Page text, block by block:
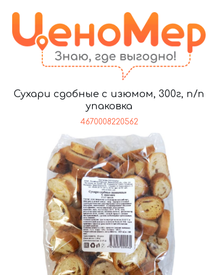
Сухари сдобные с изюмом, 300г, п/п
упаковка
4670008220562